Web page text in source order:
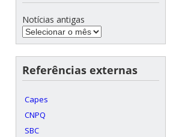
Notícias antigas
Referências externas
Capes
CNPQ
SBC